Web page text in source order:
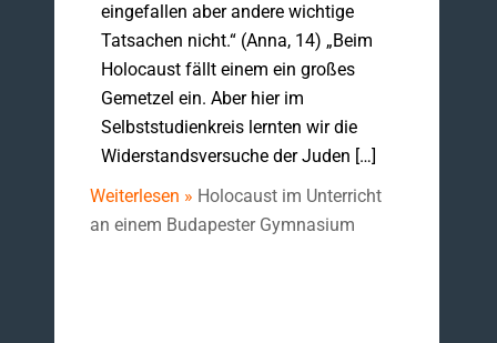
eingefallen aber andere wichtige
Tatsachen nicht.“ (Anna, 14) „Beim
Holocaust fällt einem ein großes
Gemetzel ein. Aber hier im
Selbststudienkreis lernten wir die
Widerstandsversuche der Juden […]
Weiterlesen » Holocaust im Unterricht
an einem Budapester Gymnasium